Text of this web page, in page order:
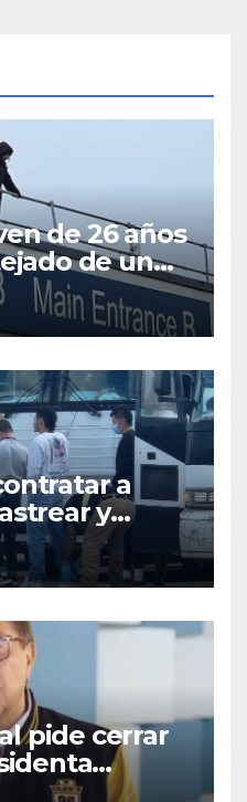
de 26 años
de un
de «La
a
y
migrantes
y
pide cerrar
tras